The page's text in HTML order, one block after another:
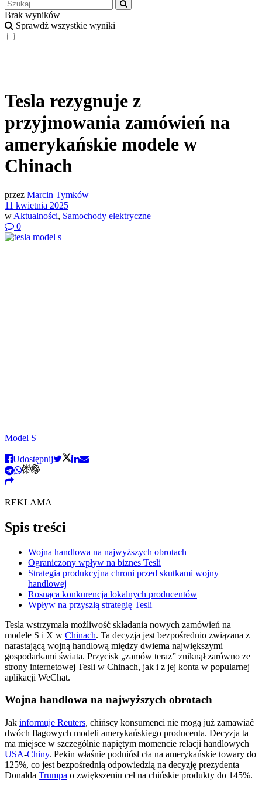
Brak wyników
Sprawdź wszystkie wyniki
Tesla rezygnuje z
przyjmowania zamówień na
amerykańskie modele w
Chinach
przez Marcin Tymków
11 kwietnia 2025
w Aktualności, Samochody elektryczne
0
Model S
Udostępnij
REKLAMA
Spis treści
Wojna handlowa na najwyższych obrotach
Ograniczony wpływ na biznes Tesli
Strategia produkcyjna chroni przed skutkami wojny
handlowej
Rosnąca konkurencja lokalnych producentów
Wpływ na przyszłą strategię Tesli
Tesla wstrzymała możliwość składania nowych zamówień na
modele S i X w Chinach. Ta decyzja jest bezpośrednio związana z
narastającą wojną handlową między dwiema największymi
gospodarkami świata. Przycisk „zamów teraz” zniknął zarówno ze
strony internetowej Tesli w Chinach, jak i z jej konta w popularnej
aplikacji WeChat.
Wojna handlowa na najwyższych obrotach
Jak informuje Reuters, chińscy konsumenci nie mogą już zamawiać
dwóch flagowych modeli amerykańskiego producenta. Decyzja ta
ma miejsce w szczególnie napiętym momencie relacji handlowych
USA-Chiny. Pekin właśnie podniósł cła na amerykańskie towary do
125%, co jest bezpośrednią odpowiedzią na decyzję prezydenta
Donalda Trumpa o zwiększeniu ceł na chińskie produkty do 145%.